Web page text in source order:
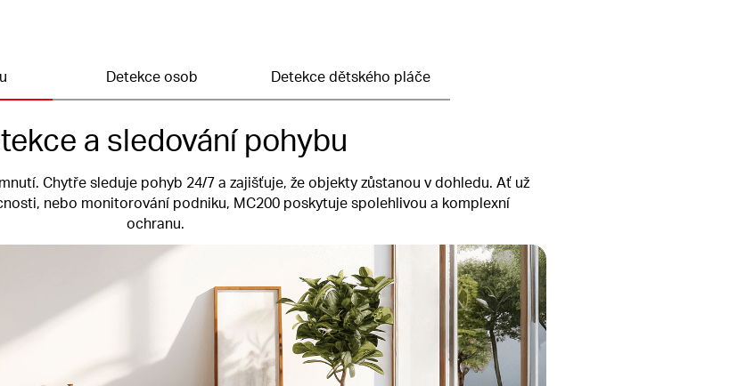
Detekce osob Detekce dětského pláče
a sledování pohybu
Chytře sleduje pohyb 24/7 a zajišťuje, že objekty zůstanou v dohledu. Ať už
nebo monitorování podniku, MC200 poskytuje spolehlivou a komplexní
ochranu.